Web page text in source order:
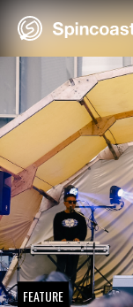
Skip
FEATURE